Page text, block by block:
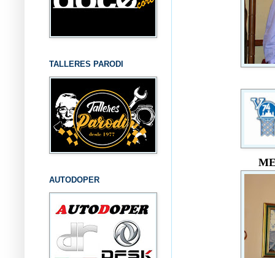
TALLERES PARODI
AUTODOPER